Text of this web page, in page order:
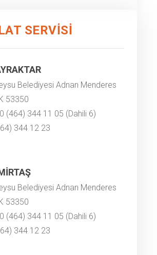
SERVISI
Belediyesi Adnan Menderes
53350
(464) 344 11 05 (Dahili 6)
344 12 23
Belediyesi Adnan Menderes
53350
(464) 344 11 05 (Dahili 6)
344 12 23